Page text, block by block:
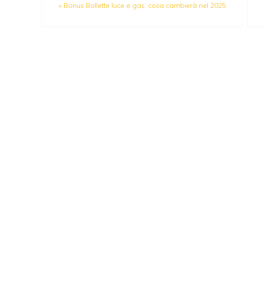
« Bonus Bollette luce e gas: cosa cambierà nel 2025